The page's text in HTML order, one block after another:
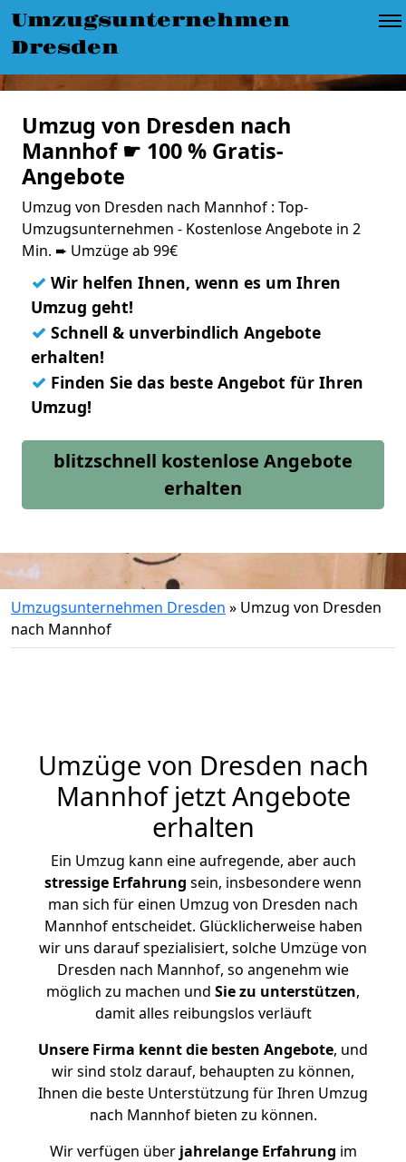
Umzugsunternehmen
Dresden
Umzug von Dresden nach
Mannhof ☛ 100 % Gratis-
Angebote
Umzug von Dresden nach Mannhof : Top-
Umzugsunternehmen - Kostenlose Angebote in 2
Min. ➨ Umzüge ab 99€
✓ Wir helfen Ihnen, wenn es um Ihren
Umzug geht!
✓ Schnell & unverbindlich Angebote
erhalten!
✓ Finden Sie das beste Angebot für Ihren
Umzug!
blitzschnell kostenlose Angebote
erhalten
Umzugsunternehmen Dresden » Umzug von Dresden
nach Mannhof
Umzüge von Dresden nach
Mannhof jetzt Angebote
erhalten
Ein Umzug kann eine aufregende, aber auch
stressige Erfahrung sein, insbesondere wenn
man sich für einen Umzug von Dresden nach
Mannhof entscheidet. Glücklicherweise haben
wir uns darauf spezialisiert, solche Umzüge von
Dresden nach Mannhof, so angenehm wie
möglich zu machen und Sie zu unterstützen,
damit alles reibungslos verläuft
Unsere Firma kennt die besten Angebote, und
wir sind stolz darauf, behaupten zu können,
Ihnen die beste Unterstützung für Ihren Umzug
nach Mannhof bieten zu können.
Wir verfügen überjahrelange Erfahrung im